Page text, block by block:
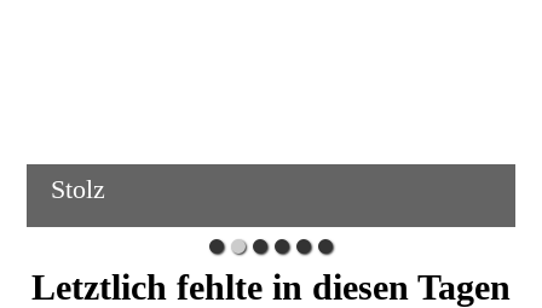
Stolz
Letztlich fehlte in diesen Tagen